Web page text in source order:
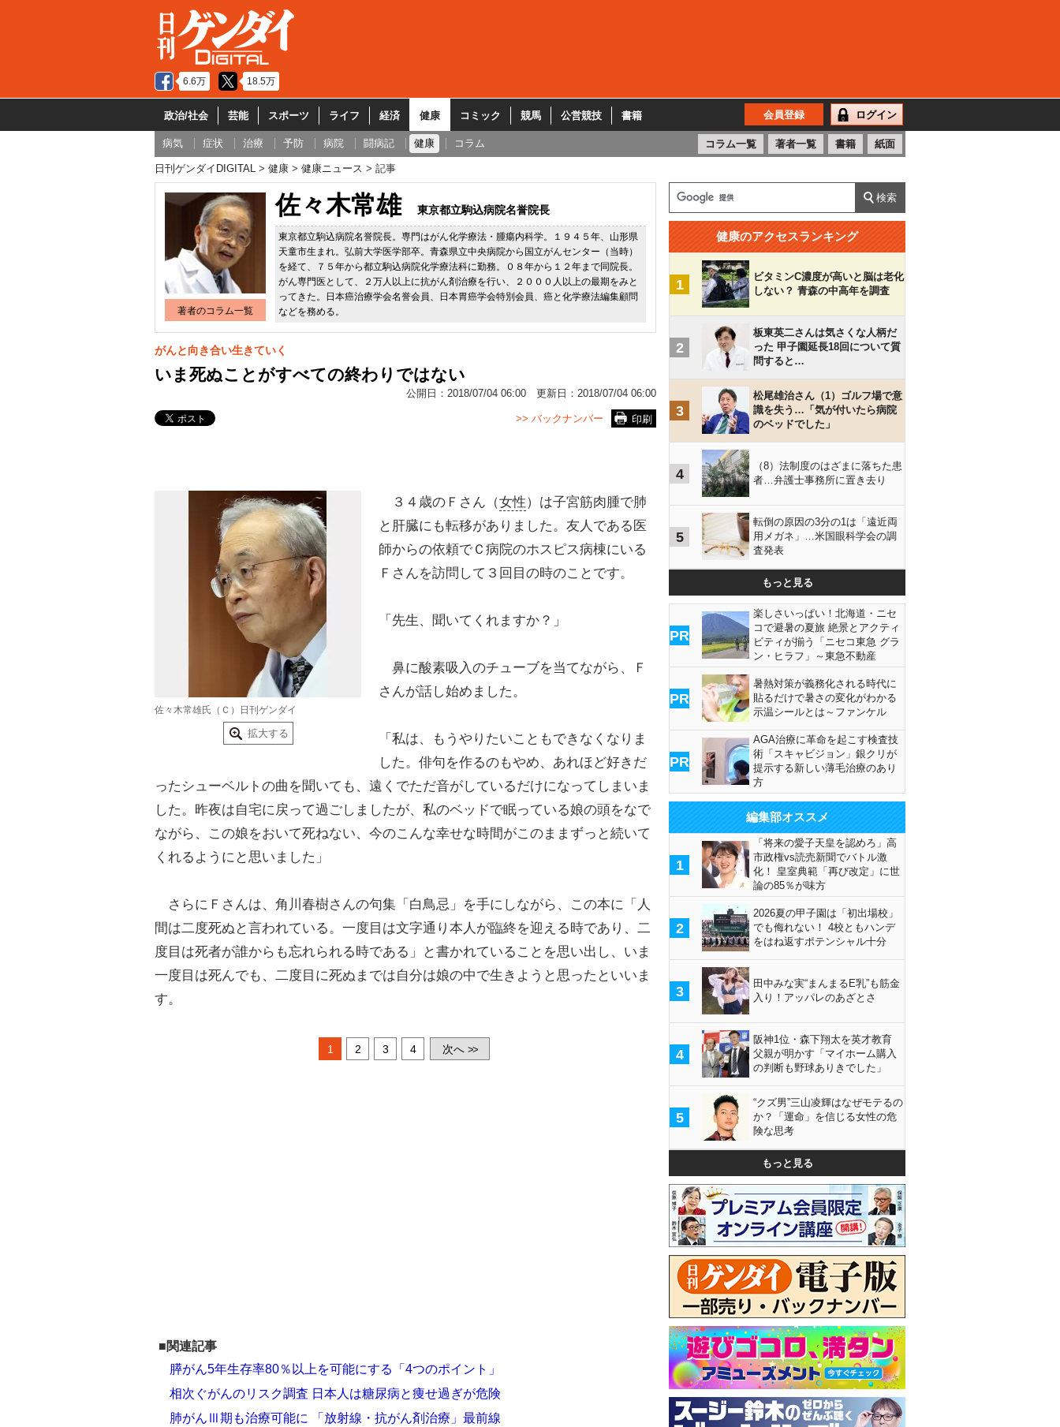
6.6万 18.5万
政治/社会 芸能 スポーツ ライフ 経済 健康 コミック 競馬 公営競技 書籍 会員登録 ログイン
病気 症状 治療 予防 病院 闘病記 健康 コラム コラム一覧 著者一覧 書籍 紙面
日刊ゲンダイDIGITAL 健康 健康ニュース 記事
著者のコラム一覧
佐々木常雄 東京都立駒込病院名誉院長
東京都立駒込病院名誉院長。専門はがん化学療法・腫瘍内科学。１９４５年、山形県
天童市生まれ。弘前大学医学部卒。青森県立中央病院から国立がんセンター（当時）
を経て、７５年から都立駒込病院化学療法科に勤務。０８年から１２年まで同院長。
がん専門医として、２万人以上に抗がん剤治療を行い、２０００人以上の最期をみと
ってきた。日本癌治療学会名誉会員、日本胃癌学会特別会員、癌と化学療法編集顧問
などを務める。
がんと向き合い生きていく
いま死ぬことがすべての終わりではない
公開日： 2018/07/04 06:00 更新日： 2018/07/04 06:00
印刷
>> バックナンバー
佐々木常雄氏（Ｃ）日刊ゲンダイ
拡大する
３４歳のＦさん（女性）は子宮筋肉腫で肺
と肝臓にも転移がありました。友人である医
師からの依頼でＣ病院のホスピス病棟にいる
Ｆさんを訪問して３回目の時のことです。
「先生、聞いてくれますか？」
鼻に酸素吸入のチューブを当てながら、Ｆ
さんが話し始めました。
「私は、もうやりたいこともできなくなりま
した。俳句を作るのもやめ、あれほど好きだ
ったシューベルトの曲を聞いても、遠くでただ音がしているだけになってしまいま
した。昨夜は自宅に戻って過ごしましたが、私のベッドで眠っている娘の頭をなで
ながら、この娘をおいて死ねない、今のこんな幸せな時間がこのままずっと続いて
くれるようにと思いました」
さらにＦさんは、角川春樹さんの句集「白鳥忌」を手にしながら、この本に「人
間は二度死ぬと言われている。一度目は文字通り本人が臨終を迎える時であり、二
度目は死者が誰からも忘れられる時である」と書かれていることを思い出し、いま
一度目は死んでも、二度目に死ぬまでは自分は娘の中で生きようと思ったといいま
す。
1 2 3 4 次へ >>
■関連記事
膵がん5年生存率80％以上を可能にする「4つのポイント」
相次ぐがんのリスク調査 日本人は糖尿病と痩せ過ぎが危険
肺がんⅢ期も治療可能に 「放射線・抗がん剤治療」最前線
健康のアクセスランキング
1
ビタミンC濃度が高いと脳は老化
しない？ 青森の中高年を調査
2
板東英二さんは気さくな人柄だ
った 甲子園延長18回について質
問すると…
3
松尾雄治さん（1）ゴルフ場で意
識を失う…「気が付いたら病院
のベッドでした」
4
（8）法制度のはざまに落ちた患
者…弁護士事務所に置き去り
5
転倒の原因の3分の1は「遠近両
用メガネ」…米国眼科学会の調
査発表
もっと見る
PR
楽しさいっぱい！北海道・ニセ
コで避暑の夏旅 絶景とアクティ
ビティが揃う「ニセコ東急 グラ
ン・ヒラフ」～東急不動産
PR
暑熱対策が義務化される時代に
貼るだけで暑さの変化がわかる
示温シールとは～ファンケル
PR
AGA治療に革命を起こす検査技
術「スキャビジョン」銀クリが
提示する新しい薄毛治療のあり
方
編集部オススメ
1
「将来の愛子天皇を認めろ」高
市政権vs読売新聞でバトル激
化！ 皇室典範「再び改定」に世
論の85％が味方
2
2026夏の甲子園は「初出場校」
でも侮れない！ 4校ともハンデ
をはね返すポテンシャル十分
3
田中みな実“まんまるE乳”も筋金
入り！アッパレのあざとさ
4
阪神1位・森下翔太を英才教育
父親が明かす「マイホーム購入
の判断も野球ありきでした」
5
“クズ男”三山凌輝はなぜモテるの
か？「運命」を信じる女性の危
険な思考
もっと見る